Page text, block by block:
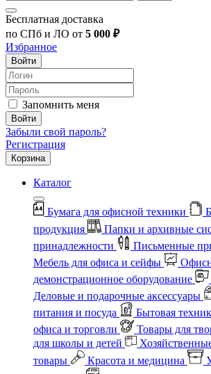
Бесплатная доставка
по СПб и ЛО от 5 000 ₽
Избранное
Войти
Запомнить меня
Войти
Забыли свой пароль?
Регистрация
Корзина
Каталог
Бумага для офисной техники
продукция
Папки и архивные
принадлежности
Письменные
Мебель для офиса и сейфы
демонстрационное оборудование
Деловые и подарочные аксессуары
питания и посуда
Бытовая
офиса и торговли
Товары для
для школы и детей
товары
Красота и медицина